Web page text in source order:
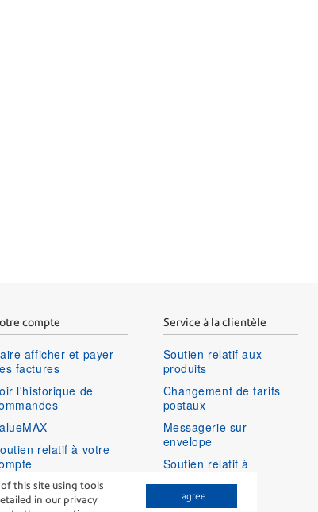
this site using tools
in our privacy
I agree
compte
afficher et payer
factures
l'historique de
relatif à votre
une session dans
compte
Service à la clientèle
Soutien relatif aux
produits
Changement de tarifs
postaux
Messagerie sur
envelope
Soutien relatif à